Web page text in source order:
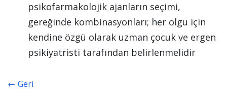
psikofarmakolojik ajanların seçimi,
gereğinde kombinasyonları; her olgu için
kendine özgü olarak uzman çocuk ve ergen
psikiyatristi tarafından belirlenmelidir
← Geri